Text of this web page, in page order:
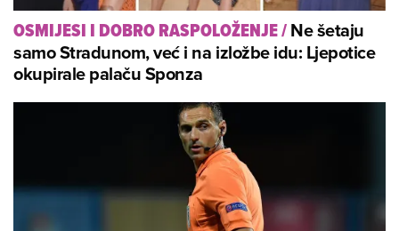
OSMIJESI I DOBRO RASPOLOŽENJE/Ne šetaju
samo Stradunom, već i na izložbe idu: Ljepotice
okupirale palaču Sponza